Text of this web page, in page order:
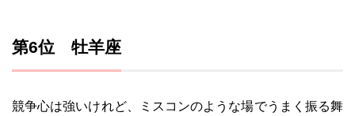
第6位 牡羊座
競争心は強いけれど、ミスコンのような場でうまく振る舞